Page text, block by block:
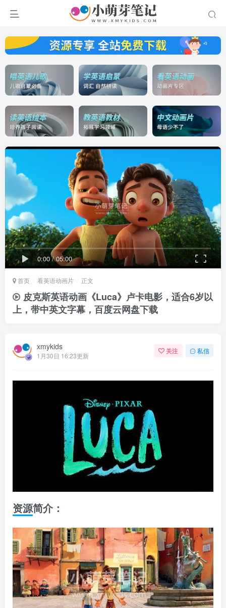
0:00/05:00
首页 看英语动画片 正文
皮克斯英语动画《Luca》卢卡电影，适合6岁以
上，带中英文字幕，百度云网盘下载
xmykids
1月30日 16:23更新
关注 私信
资源简介：